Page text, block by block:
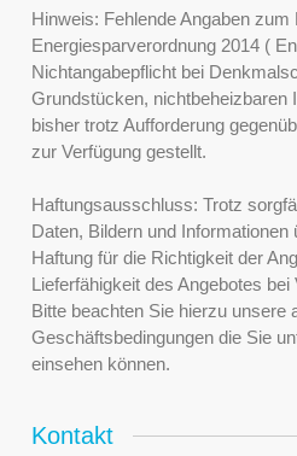
Hinweis: Fehlende Angaben
Energiesparverordnung 2014 (
Nichtangabepflicht bei
Grundstücken, nichtbeheizbaren
bisher trotz Aufforderung
zur Verfügung gestellt.
Haftungsausschluss: Trotz
Daten, Bildern und
Haftung für die Richtigkeit der
Lieferfähigkeit des Angebotes
Bitte beachten Sie hierzu unsere
Geschäftsbedingungen die Sie
einsehen können.
Kontakt